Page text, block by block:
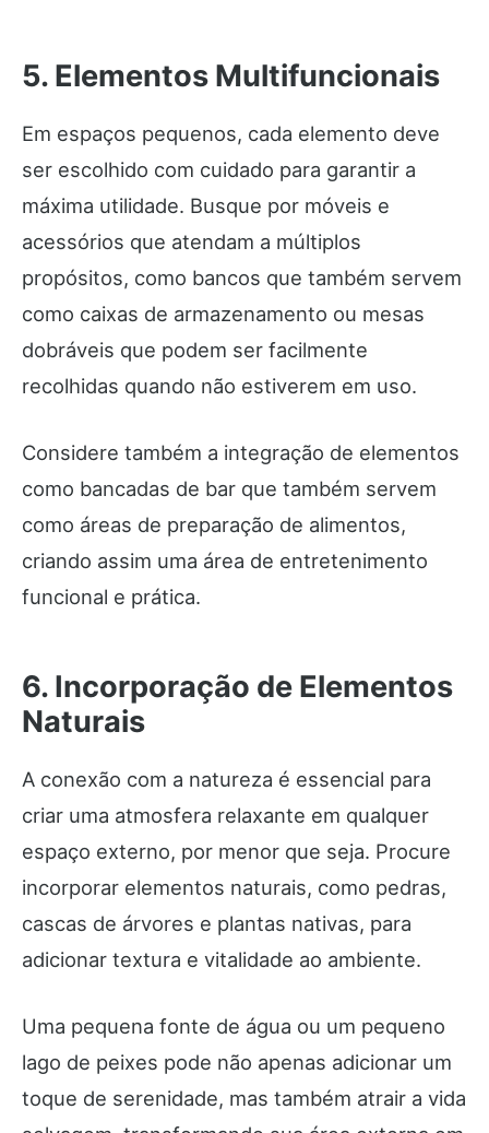
5. Elementos Multifuncionais
Em espaços pequenos, cada elemento deve
ser escolhido com cuidado para garantir a
máxima utilidade. Busque por móveis e
acessórios que atendam a múltiplos
propósitos, como bancos que também servem
como caixas de armazenamento ou mesas
dobráveis que podem ser facilmente
recolhidas quando não estiverem em uso.
Considere também a integração de elementos
como bancadas de bar que também servem
como áreas de preparação de alimentos,
criando assim uma área de entretenimento
funcional e prática.
6. Incorporação de Elementos
Naturais
A conexão com a natureza é essencial para
criar uma atmosfera relaxante em qualquer
espaço externo, por menor que seja. Procure
incorporar elementos naturais, como pedras,
cascas de árvores e plantas nativas, para
adicionar textura e vitalidade ao ambiente.
Uma pequena fonte de água ou um pequeno
lago de peixes pode não apenas adicionar um
toque de serenidade, mas também atrair a vida